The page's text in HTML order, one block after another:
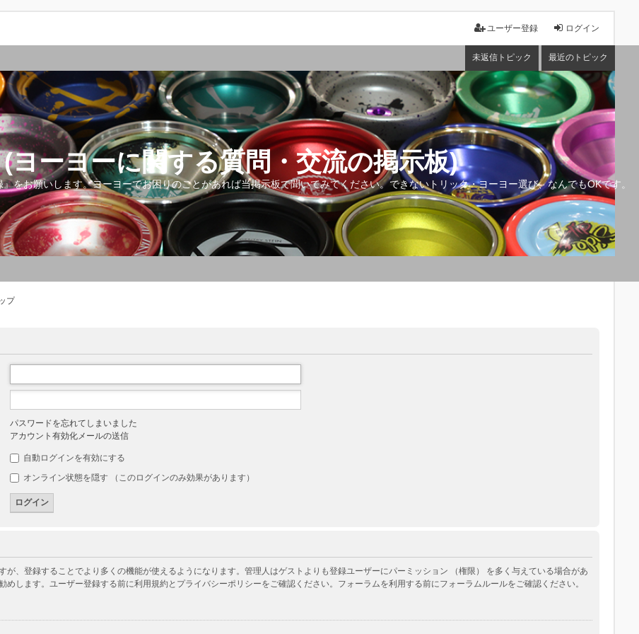
ログイン
ユーザー登録
未返信トピック 最近のトピック
ーヨーに関する質問・交流の掲示板)
をお願いします。ヨーヨーでお困りのことがあれば当掲示板で聞いてみてください。できないトリック・ヨーヨー選び、なんでもOKです。
プ
パスワードを忘れてしまいました
アカウント有効化メールの送信
自動ログインを有効にする
オンライン状態を隠す （このログインのみ効果があります）
、登録することでより多くの機能が使えるようになります。管理人はゲストよりも登録ユーザーにパーミッション （権限） を多く与えている場合があ
します。ユーザー登録する前に利用規約とプライバシーポリシーをご確認ください。フォーラムを利用する前にフォーラムルールをご確認ください。